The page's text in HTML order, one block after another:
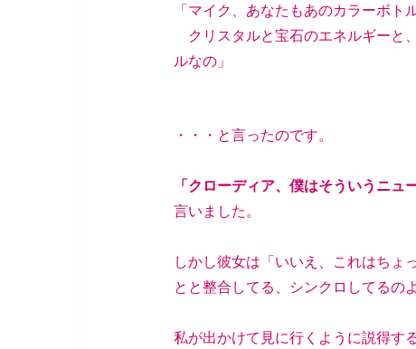
「マイク、あなたもあのカラーボト
クリスタルと宝石のエネルギーと
ルなの」
・・・と言ったのです。
「クローディア、僕はそういうニュ
言いました。
しかし彼女は「いいえ、これはちょ
とと整合してる、シンクロしてるの
私が出かけて見に行くように説得す